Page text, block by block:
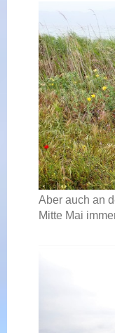
Aber auch an
Mitte Mai